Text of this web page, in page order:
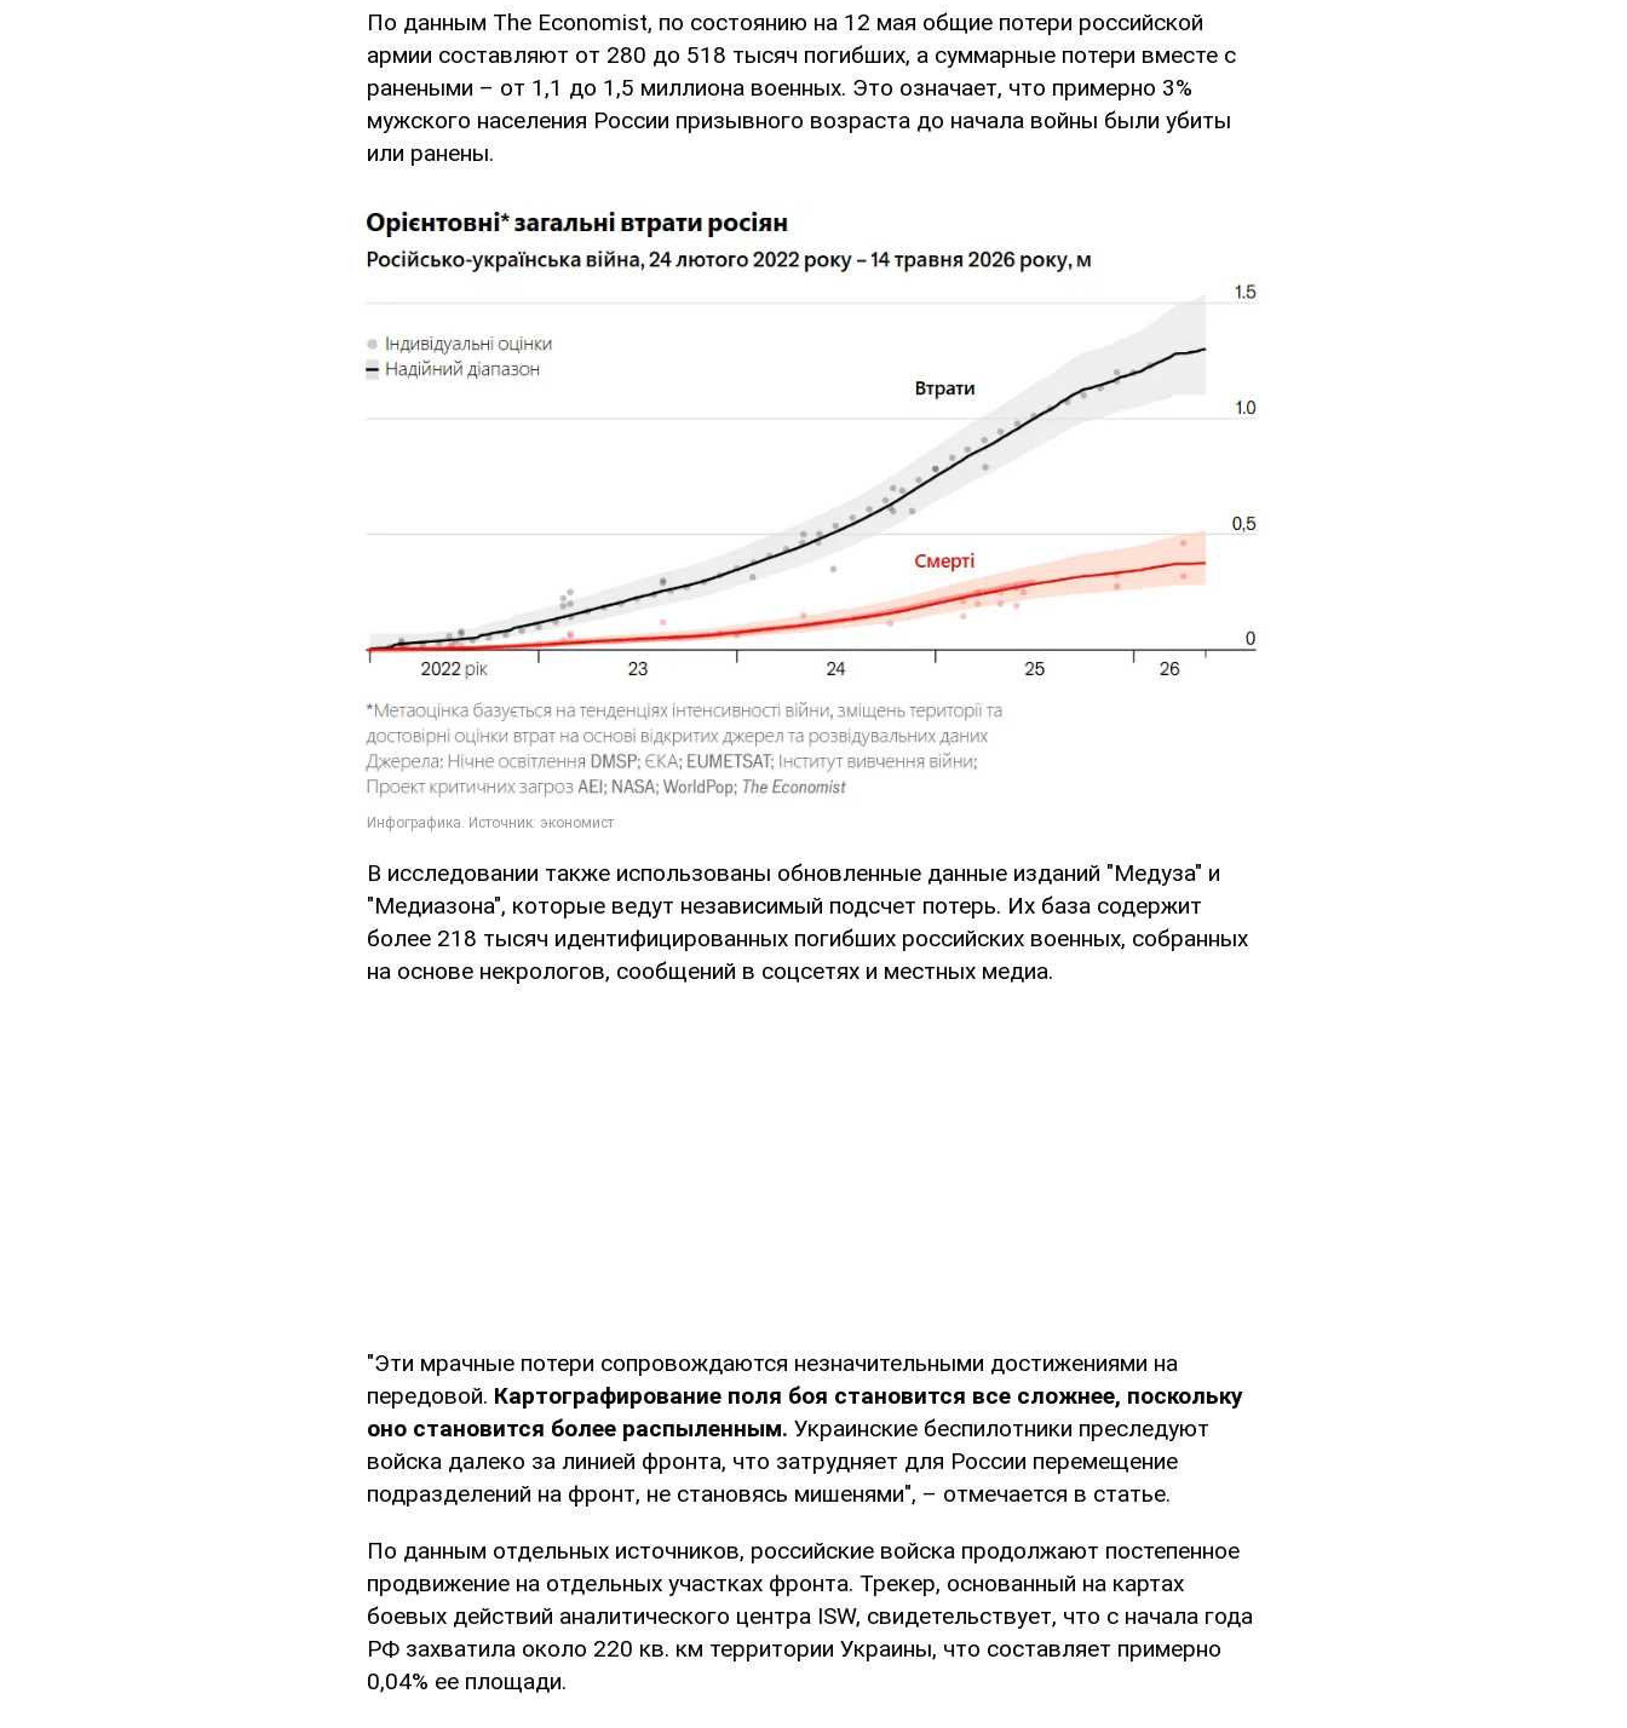
По данным The Economist, по состоянию на 12 мая общие потери российской
армии составляют от 280 до 518 тысяч погибших, а суммарные потери вместе с
ранеными – от 1,1 до 1,5 миллиона военных. Это означает, что примерно 3%
мужского населения России призывного возраста до начала войны были убиты
или ранены.
В исследовании также использованы обновленные данные изданий "Медуза" и
"Медиазона", которые ведут независимый подсчет потерь. Их база содержит
более 218 тысяч идентифицированных погибших российских военных, собранных
на основе некрологов, сообщений в соцсетях и местных медиа.
"Эти мрачные потери сопровождаются незначительными достижениями на
передовой. Картографирование поля боя становится все сложнее, поскольку
оно становится более распыленным. Украинские беспилотники преследуют
войска далеко за линией фронта, что затрудняет для России перемещение
подразделений на фронт, не становясь мишенями", – отмечается в статье.
По данным отдельных источников, российские войска продолжают постепенное
продвижение на отдельных участках фронта. Трекер, основанный на картах
боевых действий аналитического центра ISW, свидетельствует, что с начала года
РФ захватила около 220 кв. км территории Украины, что составляет примерно
0,04% ее площади.